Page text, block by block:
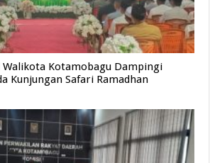
Walikota Kotamobagu Dampingi
Kunjungan Safari Ramadhan